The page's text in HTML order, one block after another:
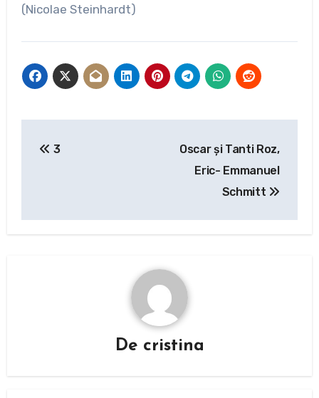
(Nicolae Steinhardt)
3
Oscar și Tanti Roz,
Eric- Emmanuel
Schmitt
De cristina